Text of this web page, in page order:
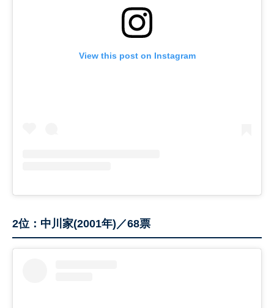
View this post on Instagram
2位：中川家(2001年)／68票